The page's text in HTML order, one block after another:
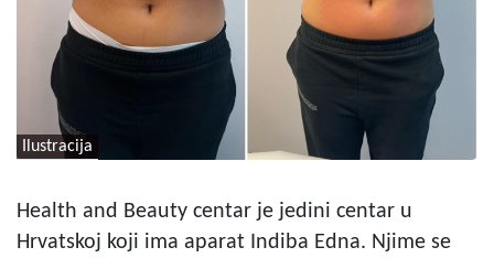
Ilustracija
Health and Beauty centar je jedini centar u
Hrvatskoj koji ima aparat Indiba Edna. Njime se